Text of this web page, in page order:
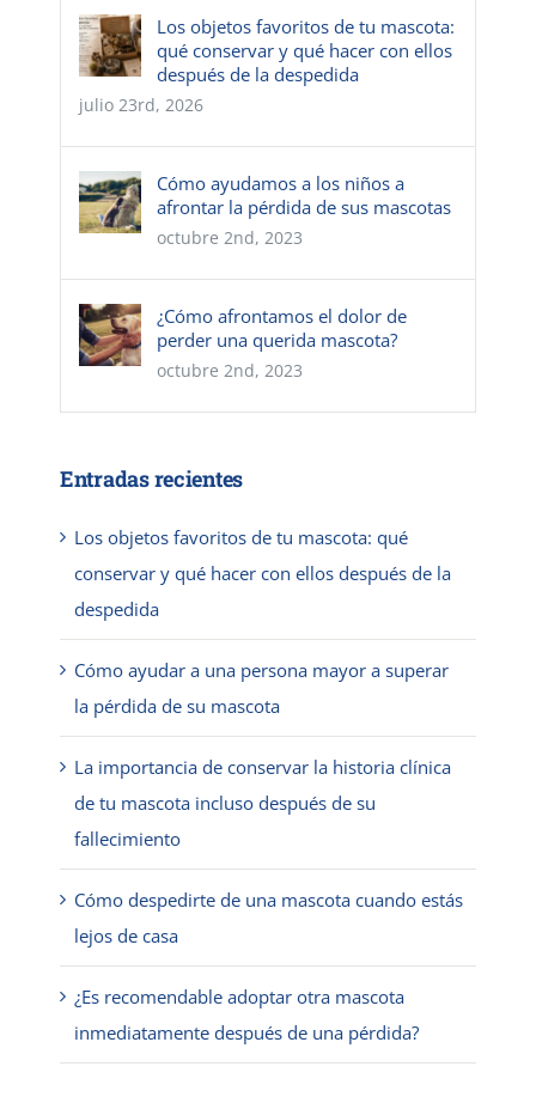
Los objetos favoritos de tu mascota:
qué conservar y qué hacer con ellos
después de la despedida
julio 23rd, 2026
Cómo ayudamos a los niños a
afrontar la pérdida de sus mascotas
octubre 2nd, 2023
¿Cómo afrontamos el dolor de
perder una querida mascota?
octubre 2nd, 2023
Entradas recientes
Los objetos favoritos de tu mascota: qué
conservar y qué hacer con ellos después de la
despedida
Cómo ayudar a una persona mayor a superar
la pérdida de su mascota
La importancia de conservar la historia clínica
de tu mascota incluso después de su
fallecimiento
Cómo despedirte de una mascota cuando estás
lejos de casa
¿Es recomendable adoptar otra mascota
inmediatamente después de una pérdida?